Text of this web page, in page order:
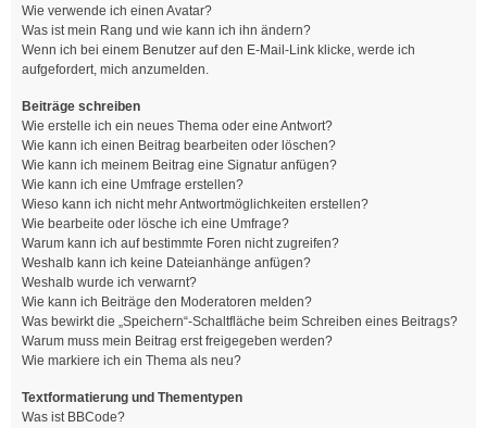
Wie verwende ich einen Avatar?
Was ist mein Rang und wie kann ich ihn ändern?
Wenn ich bei einem Benutzer auf den E-Mail-Link klicke, werde ich
aufgefordert, mich anzumelden.
Beiträge schreiben
Wie erstelle ich ein neues Thema oder eine Antwort?
Wie kann ich einen Beitrag bearbeiten oder löschen?
Wie kann ich meinem Beitrag eine Signatur anfügen?
Wie kann ich eine Umfrage erstellen?
Wieso kann ich nicht mehr Antwortmöglichkeiten erstellen?
Wie bearbeite oder lösche ich eine Umfrage?
Warum kann ich auf bestimmte Foren nicht zugreifen?
Weshalb kann ich keine Dateianhänge anfügen?
Weshalb wurde ich verwarnt?
Wie kann ich Beiträge den Moderatoren melden?
Was bewirkt die „Speichern“-Schaltfläche beim Schreiben eines Beitrags?
Warum muss mein Beitrag erst freigegeben werden?
Wie markiere ich ein Thema als neu?
Textformatierung und Thementypen
Was ist BBCode?